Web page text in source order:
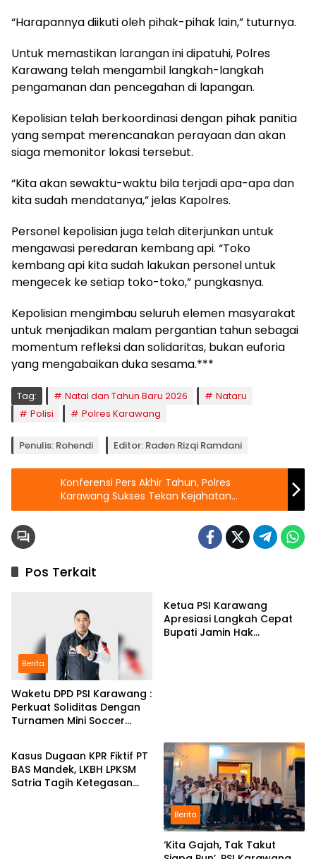
“Harapannya diikuti oleh pihak-pihak lain,” tuturnya.
Untuk memastikan larangan ini dipatuhi, Polres
Karawang telah mengambil langkah-langkah
pengamanan dan pencegahan di lapangan.
Kepolisian telah berkoordinasi dengan pihak panitia
yang sempat merencanakan perayaan dan akan
siaga memonitor lokasi tersebut.
“Kita akan sewaktu-waktu bila terjadi apa-apa dan
kita sudah mendatanya,” jelas Kapolres.
Personel kepolisian juga telah diterjunkan untuk
mengawasi peredaran kembang api. “Toko
kembang api kita sudah lakukan personel untuk
mengecek ke setiap toko-toko,” pungkasnya.
Kepolisian mengimbau seluruh elemen masyarakat
untuk menjadikan malam pergantian tahun sebagai
momentum refleksi dan solidaritas, bukan euforia
yang mengabaikan duka sesama.***
Tag: Natal dan Tahun Baru 2026
Nataru
Polisi
Polres Karawang
Penulis: Rohendi Editor: Raden Rizqi Ramdani
Konferensi Pers Akhir Tahun, Polres
Karawang Sukses Tekan Kejahatan
Konvensional, Narkoba Melonjak 60%
Pos Terkait
Berita
Waketu DPD PSI Karawang :
Perkuat Soliditas Dengan
Turnamen Mini Soccer
Ketua PSI Karawang
Apresiasi Langkah Cepat
Bupati Jamin Hak
Berita
Kasus Dugaan KPR Fiktif PT
BAS Mandek, LKBH LPKSM
Satria Tagih Ketegasan
Berita
‘Kita Gajah, Tak Takut